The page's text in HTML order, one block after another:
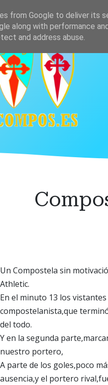
y resultados
Un Compostela sin
Athletic.
En el minuto 13 los
compostelanista,que
del todo.
Y en la segunda
nuestro portero,
A parte de los goles,poco
ausencia,y el portero
from Google to deliver its
along with performance
and address abuse.